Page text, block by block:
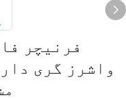
فرنیچر
واشرز گری